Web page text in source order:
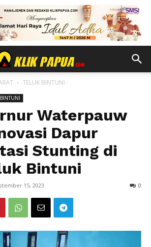
TELUK BINTUNI
Waterpauw
Dapur
Stunting di
Bintuni
15, 2023 0